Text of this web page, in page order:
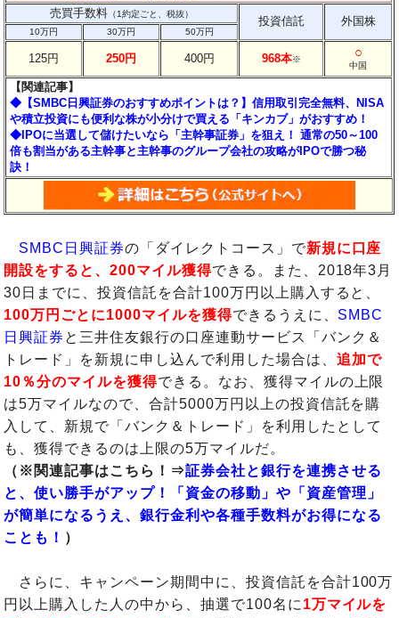
売買手数料 （1約定ごと、税抜）
投資信託 外国株
10万円 30万円 50万円
125円 250円 400円 968本※ ○
中国
【関連記事】
◆【SMBC日興証券のおすすめポイントは？】信用取引完全無料、NISA
や積立投資にも便利な株が小分けで買える「キンカブ」がおすすめ！
◆IPOに当選して儲けたいなら「主幹事証券」を狙え！ 通常の50～100
倍も割当がある主幹事と主幹事のグループ会社の攻略がIPOで勝つ秘
訣！
SMBC日興証券の「ダイレクトコース」で新規に口座
開設をすると、200マイル獲得できる。また、2018年3月
30日までに、投資信託を合計100万円以上購入すると、
100万円ごとに1000マイルを獲得できるうえに、 SMBC
日興証券 と三井住友銀行の口座連動サービス「バンク＆
トレード」を新規に申し込んで利用した場合は、 追加で
10％分のマイルを獲得できる。なお、獲得マイルの上限
は5万マイルなので、合計5000万円以上の投資信託を購
入して、新規で「バンク＆トレード」を利用したとして
も、獲得できるのは上限の5万マイルだ。
（※関連記事はこちら！⇒証券会社と銀行を連携させる
と、使い勝手がアップ！「資金の移動」や「資産管理」
が簡単になるうえ、銀行金利や各種手数料がお得になる
ことも！ ）
さらに、キャンペーン期間中に、投資信託を合計100万
円以上購入した人の中から、抽選で100名に 1万マイルを